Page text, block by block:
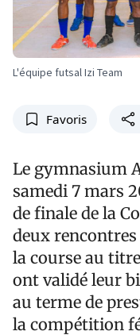
L'équipe futsal Izi Team
Favoris
Le gymnasium
samedi 7 mars
de finale de la
deux rencontres
la course au
ont validé leur
au terme de
la compétition